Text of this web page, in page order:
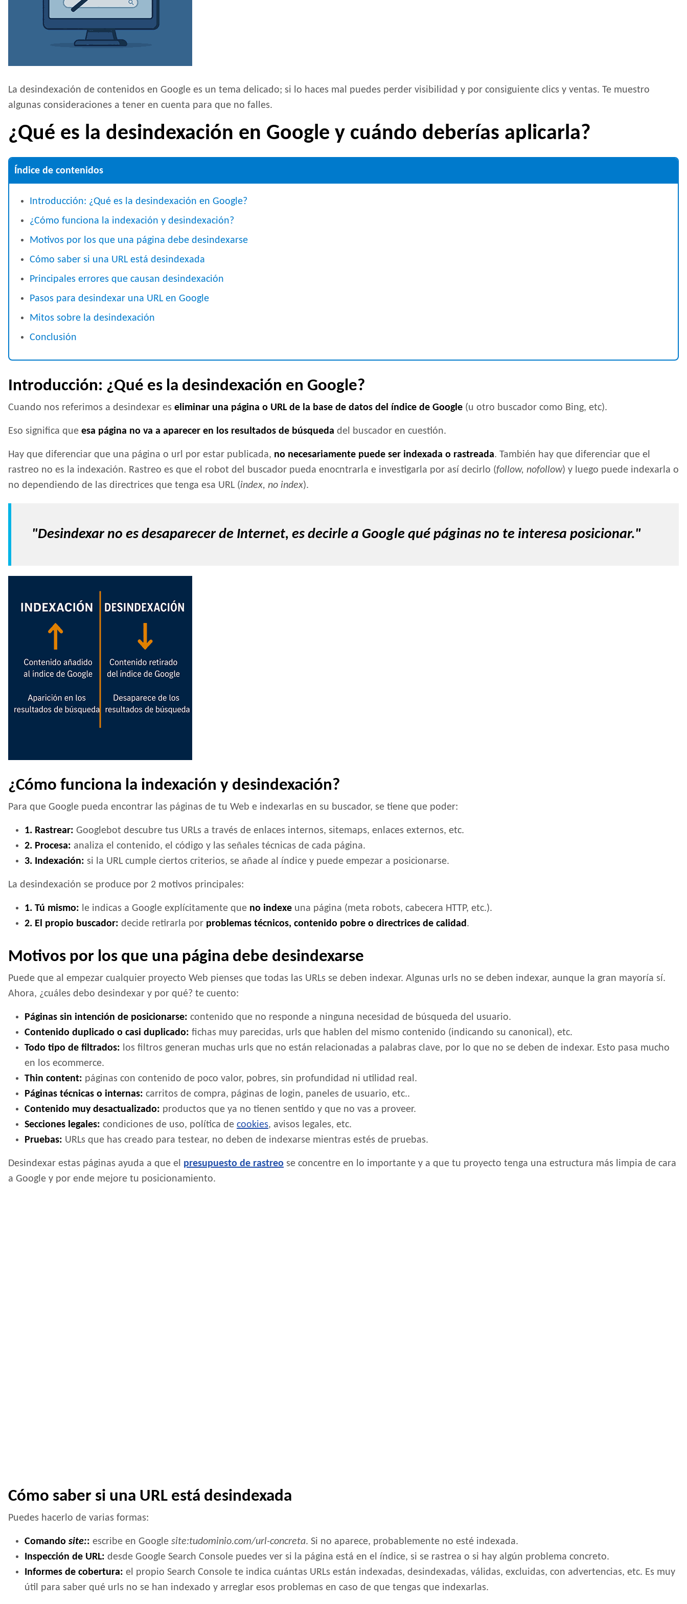
La desindexación de contenidos en Google es un tema delicado; si lo haces mal puedes perder visibilidad y por consiguiente clics y ventas. Te muestro
algunas consideraciones a tener en cuenta para que no falles.
¿Qué es la desindexación en Google y cuándo deberías aplicarla?
Índice de contenidos
Introducción: ¿Qué es la desindexación en Google?
¿Cómo funciona la indexación y desindexación?
Motivos por los que una página debe desindexarse
Cómo saber si una URL está desindexada
Principales errores que causan desindexación
Pasos para desindexar una URL en Google
Mitos sobre la desindexación
Conclusión
Introducción: ¿Qué es la desindexación en Google?
Cuando nos referimos a desindexar es eliminar una página o URL de la base de datos del índice de Google (u otro buscador como Bing, etc).
Eso significa que esa página no va a aparecer en los resultados de búsqueda del buscador en cuestión.
Hay que diferenciar que una página o url por estar publicada, no necesariamente puede ser indexada o rastreada. También hay que diferenciar que el
rastreo no es la indexación. Rastreo es que el robot del buscador pueda enocntrarla e investigarla por así decirlo (follow, nofollow) y luego puede indexarla o
no dependiendo de las directrices que tenga esa URL (index, no index).
"Desindexar no es desaparecer de Internet, es decirle a Google qué páginas no te interesa posicionar."
¿Cómo funciona la indexación y desindexación?
Para que Google pueda encontrar las páginas de tu Web e indexarlas en su buscador, se tiene que poder:
1. Rastrear: Googlebot descubre tus URLs a través de enlaces internos, sitemaps, enlaces externos, etc.
2. Procesa: analiza el contenido, el código y las señales técnicas de cada página.
3. Indexación: si la URL cumple ciertos criterios, se añade al índice y puede empezar a posicionarse.
La desindexación se produce por 2 motivos principales:
1. Tú mismo: le indicas a Google explícitamente que no indexe una página (meta robots, cabecera HTTP, etc.).
2. El propio buscador: decide retirarla por problemas técnicos, contenido pobre o directrices de calidad.
Motivos por los que una página debe desindexarse
Puede que al empezar cualquier proyecto Web pienses que todas las URLs se deben indexar. Algunas urls no se deben indexar, aunque la gran mayoría sí.
Ahora, ¿cuáles debo desindexar y por qué? te cuento:
Páginas sin intención de posicionarse: contenido que no responde a ninguna necesidad de búsqueda del usuario.
Contenido duplicado o casi duplicado: fichas muy parecidas, urls que hablen del mismo contenido (indicando su canonical), etc.
Todo tipo de filtrados: los filtros generan muchas urls que no están relacionadas a palabras clave, por lo que no se deben de indexar. Esto pasa mucho
en los ecommerce.
Thin content: páginas con contenido de poco valor, pobres, sin profundidad ni utilidad real.
Páginas técnicas o internas: carritos de compra, páginas de login, paneles de usuario, etc..
Contenido muy desactualizado: productos que ya no tienen sentido y que no vas a proveer.
Secciones legales: condiciones de uso, política de cookies, avisos legales, etc.
Pruebas: URLs que has creado para testear, no deben de indexarse mientras estés de pruebas.
Desindexar estas páginas ayuda a que el presupuesto de rastreo se concentre en lo importante y a que tu proyecto tenga una estructura más limpia de cara
a Google y por ende mejore tu posicionamiento.
Cómo saber si una URL está desindexada
Puedes hacerlo de varias formas:
Comando site:: escribe en Google site:tudominio.com/url-concreta. Si no aparece, probablemente no esté indexada.
Inspección de URL: desde Google Search Console puedes ver si la página está en el índice, si se rastrea o si hay algún problema concreto.
Informes de cobertura: el propio Search Console te indica cuántas URLs están indexadas, desindexadas, válidas, excluidas, con advertencias, etc. Es muy
útil para saber qué urls no se han indexado y arreglar esos problemas en caso de que tengas que indexarlas.